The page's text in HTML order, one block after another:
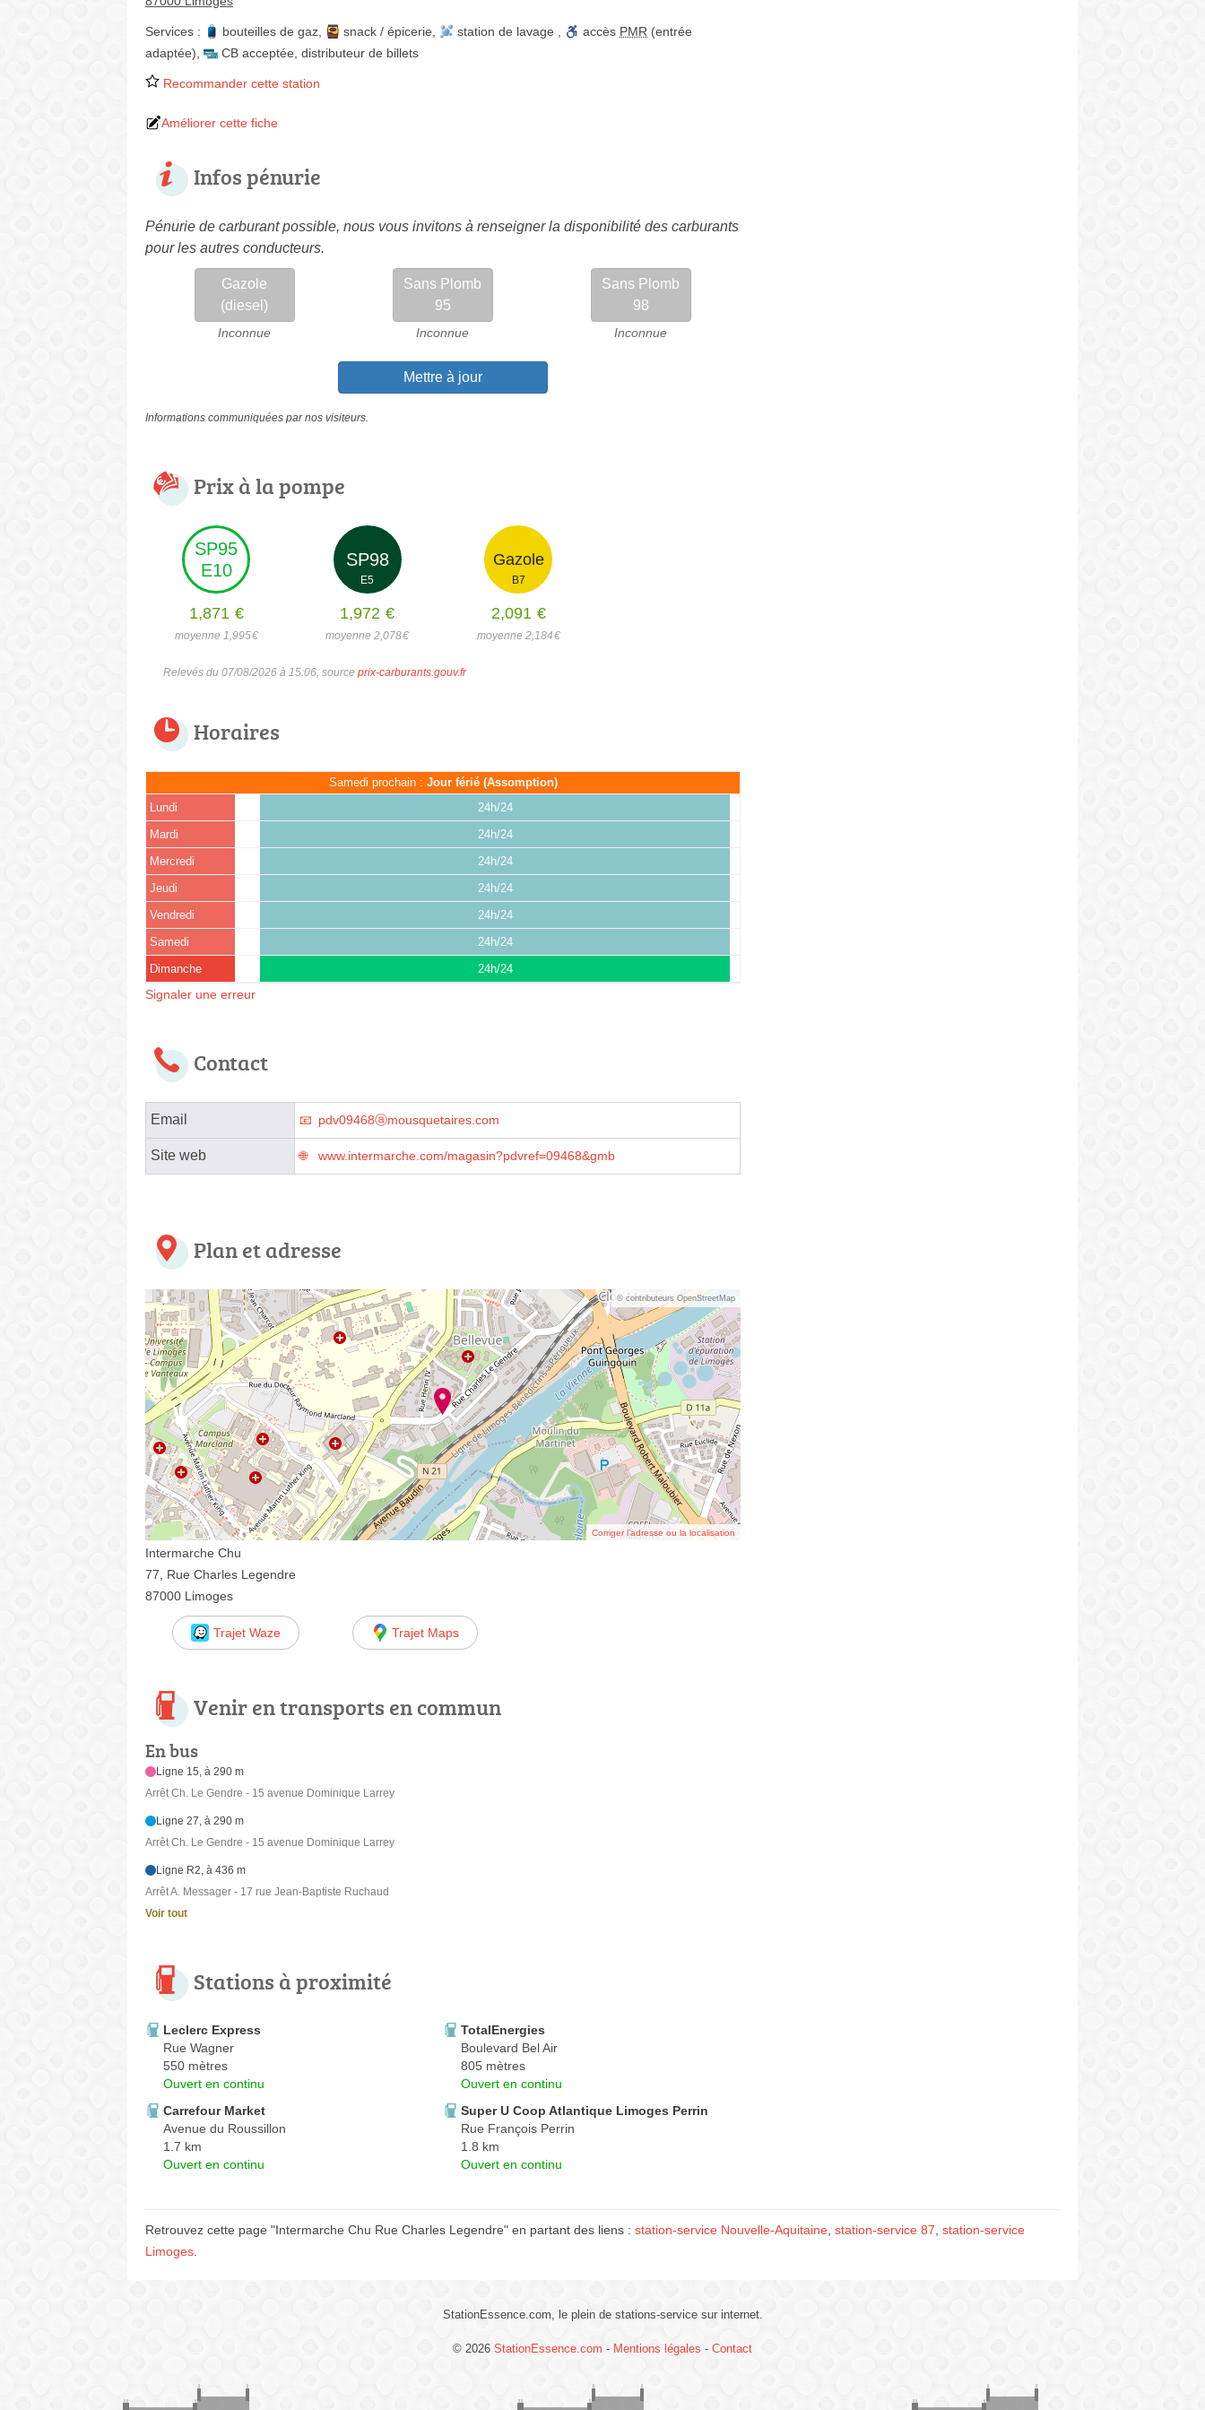
Services : bouteilles de gaz snack / épicerie station de lavage accès PMR (entrée
adaptée)
CB acceptée distributeur de billets
Recommander cette station
Améliorer cette fiche
Infos pénurie
Pénurie de carburant possible, nous vous invitons à renseigner la disponibilité des carburants
pour les autres conducteurs.
Gazole
(diesel)
Inconnue
Sans Plomb
95
Inconnue
Sans Plomb
98
Inconnue
Mettre à jour
Informations communiquées par nos visiteurs.
Prix à la pompe
SP95
E10
1,871 €
moyenne 1,995€
SP98
E5
1,972 €
moyenne 2,078€
Gazole
B7
2,091 €
moyenne 2,184€
Relevés du 07/08/2026 à 15:06, source prix-carburants.gouv.fr
Horaires
Samedi prochain : Jour férié (Assomption)
Lundi
24h/24
Mardi 24h/24
Mercredi 24h/24
Jeudi 24h/24
Vendredi 24h/24
Samedi 24h/24
Dimanche 24h/24
Signaler une erreur
Contact
Email pdv09468ⓐmousquetaires.com
Site web www.intermarche.com/magasin?pdvref=09468&gmb
Plan et adresse
© contributeurs OpenStreetMap
Corriger l’adresse ou la localisation
Intermarche Chu
77, Rue Charles Legendre
87000 Limoges
Trajet Waze Trajet Maps
Venir en transports en commun
En bus
Ligne 15, à 290 m
Arrêt Ch. Le Gendre - 15 avenue Dominique Larrey
Ligne 27, à 290 m
Arrêt Ch. Le Gendre - 15 avenue Dominique Larrey
Ligne R2, à 436 m
Arrêt A. Messager - 17 rue Jean-Baptiste Ruchaud
Voir tout
Stations à proximité
Leclerc Express
Rue Wagner
550 mètres
Ouvert en continu
TotalEnergies
Boulevard Bel Air
805 mètres
Ouvert en continu
Carrefour Market
Avenue du Roussillon
1.7 km
Ouvert en continu
Super U Coop Atlantique Limoges Perrin
Rue François Perrin
1.8 km
Ouvert en continu
Retrouvez cette page "Intermarche Chu Rue Charles Legendre" en partant des liens : station-service Nouvelle-Aquitaine, station-service 87, station-service
Limoges.
StationEssence.com, le plein de stations-service sur internet.
© 2026 StationEssence.com - Mentions légales - Contact